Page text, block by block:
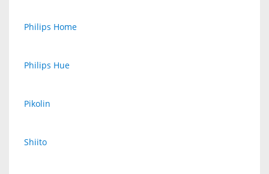
Philips Home
Philips Hue
Pikolin
Shiito